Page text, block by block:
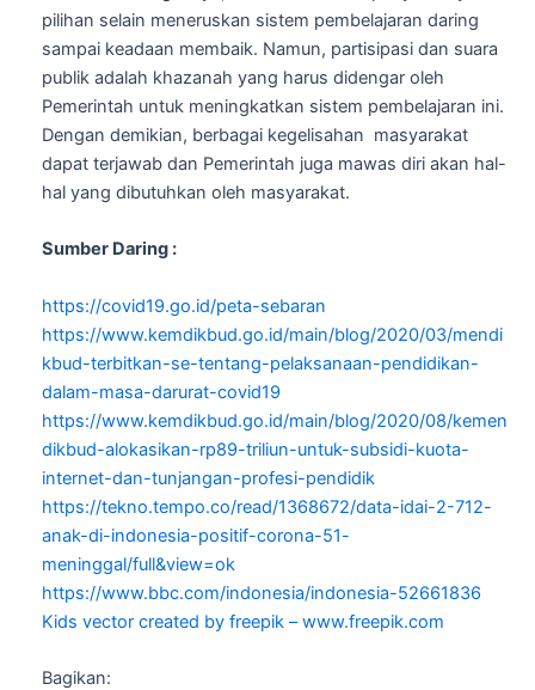
pilihan selain meneruskan sistem pembelajaran daring
sampai keadaan membaik. Namun, partisipasi dan suara
publik adalah khazanah yang harus didengar oleh
Pemerintah untuk meningkatkan sistem pembelajaran ini.
Dengan demikian, berbagai kegelisahan masyarakat
dapat terjawab dan Pemerintah juga mawas diri akan hal-
hal yang dibutuhkan oleh masyarakat.
Sumber Daring :
https://covid19.go.id/peta-sebaran
https://www.kemdikbud.go.id/main/blog/2020/03/mendi
kbud-terbitkan-se-tentang-pelaksanaan-pendidikan-
dalam-masa-darurat-covid19
https://www.kemdikbud.go.id/main/blog/2020/08/kemen
dikbud-alokasikan-rp89-triliun-untuk-subsidi-kuota-
internet-dan-tunjangan-profesi-pendidik
https://tekno.tempo.co/read/1368672/data-idai-2-712-
anak-di-indonesia-positif-corona-51-
meninggal/full&view=ok
https://www.bbc.com/indonesia/indonesia-52661836
Kids vector created by freepik – www.freepik.com
Bagikan: